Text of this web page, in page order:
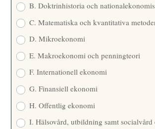
B. Doktrinhistoria och
C. Matematiska och kvantitativa
D. Mikroekonomi
E. Makroekonomi och penningteori
F. Internationell ekonomi
G. Finansiell ekonomi
H. Offentlig ekonomi
I. Hälsovård, utbildning samt socialvård